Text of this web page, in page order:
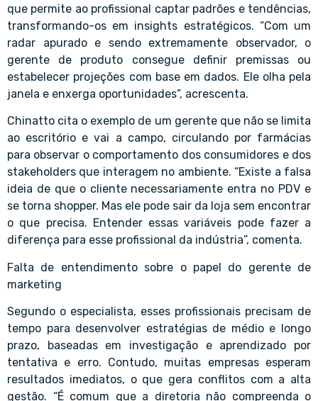
que permite ao profissional captar padrões e tendências,
transformando-os em insights estratégicos. “Com um
radar apurado e sendo extremamente observador, o
gerente de produto consegue definir premissas ou
estabelecer projeções com base em dados. Ele olha pela
janela e enxerga oportunidades”, acrescenta.
Chinatto cita o exemplo de um gerente que não se limita
ao escritório e vai a campo, circulando por farmácias
para observar o comportamento dos consumidores e dos
stakeholders que interagem no ambiente. “Existe a falsa
ideia de que o cliente necessariamente entra no PDV e
se torna shopper. Mas ele pode sair da loja sem encontrar
o que precisa. Entender essas variáveis pode fazer a
diferença para esse profissional da indústria”, comenta.
Falta de entendimento sobre o papel do gerente de
marketing
Segundo o especialista, esses profissionais precisam de
tempo para desenvolver estratégias de médio e longo
prazo, baseadas em investigação e aprendizado por
tentativa e erro. Contudo, muitas empresas esperam
resultados imediatos, o que gera conflitos com a alta
gestão. “É comum que a diretoria não compreenda o